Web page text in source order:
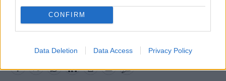
CONFIRM
Data Deletion Data Access Privacy Policy
Γούρνες Ηρακλείου